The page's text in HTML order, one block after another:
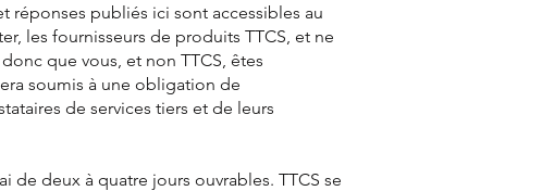
réponses publiés ici sont accessibles au
les fournisseurs de produits TTCS, et ne
que vous, et non TTCS, êtes
soumis à une obligation de
de services tiers et de leurs
de deux à quatre jours ouvrables. TTCS se